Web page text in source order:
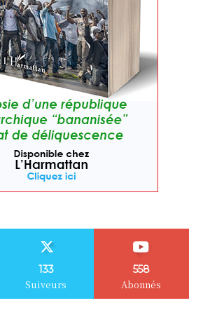
133
Suiveurs
558
Abonnés